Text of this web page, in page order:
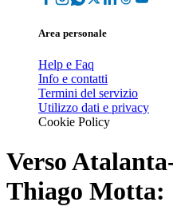
Area personale
Help e Faq
Info e contatti
Termini del servizio
Utilizzo dati e privacy
Cookie Policy
Verso
Thiago